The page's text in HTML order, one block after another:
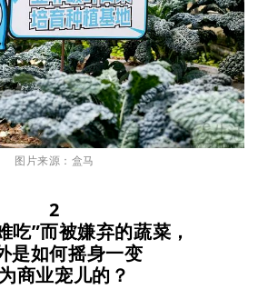
图片来源：盒马
2
吃”而被嫌弃的蔬菜，
是如何摇身一变
商业宠儿的？